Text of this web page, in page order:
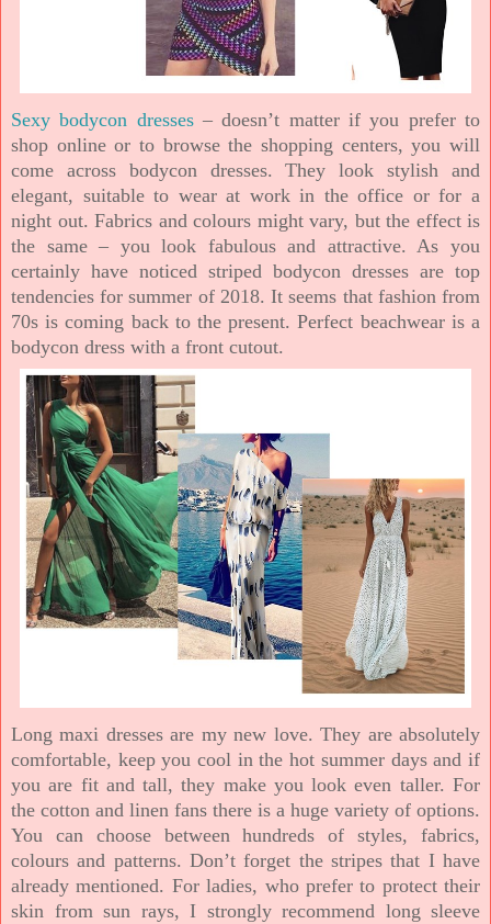
Sexy bodycon dresses– doesn’t matter if you prefer to
shop online or to browse the shopping centers, you will
come across bodycon dresses. They look stylish and
elegant, suitable to wear at work in the office or for a
night out. Fabrics and colours might vary, but the effect is
the same – you look fabulous and attractive. As you
certainly have noticed striped bodycon dresses are top
tendencies for summer of 2018. It seems that fashion from
70s is coming back to the present. Perfect beachwear is a
bodycon dress with a front cutout.
Long maxi dresses are my new love. They are absolutely
comfortable, keep you cool in the hot summer days and if
you are fit and tall, they make you look even taller. For
the cotton and linen fans there is a huge variety of options.
You can choose between hundreds of styles, fabrics,
colours and patterns. Don’t forget the stripes that I have
already mentioned. For ladies, who prefer to protect their
skin from sun rays, I strongly recommend long sleeve